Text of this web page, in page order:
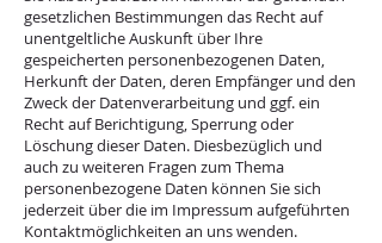
gesetzlichen Bestimmungen das Recht auf
unentgeltliche Auskunft über Ihre
gespeicherten personenbezogenen Daten,
Herkunft der Daten, deren Empfänger und den
Zweck der Datenverarbeitung und ggf. ein
Recht auf Berichtigung, Sperrung oder
Löschung dieser Daten. Diesbezüglich und
auch zu weiteren Fragen zum Thema
personenbezogene Daten können Sie sich
jederzeit über die im Impressum aufgeführten
Kontaktmöglichkeiten an uns wenden.